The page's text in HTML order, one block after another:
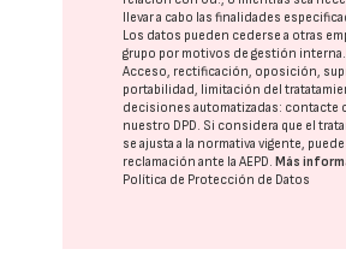
llevar a cabo las finalidades
Los datos pueden cederse a otras
grupo por motivos de gestión interna.
Acceso, rectificación, oposición,
portabilidad, limitación del
decisiones automatizadas: contacte
nuestro DPD. Si considera que el
se ajusta a la normativa vigente,
reclamación ante laAEPD. Más
Política de Protección de Datos